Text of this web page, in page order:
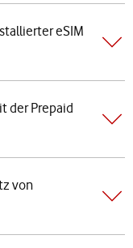
eSIM
der Prepaid
von